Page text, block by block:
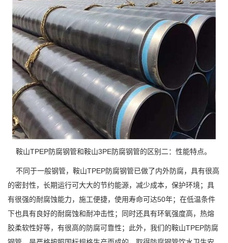
鞍山TPEP防腐钢管和鞍山3PE防腐钢管的区别二：性能特点。
不同于一般钢管，鞍山TPEP防腐钢管已做了内外防腐，具有很高
的密封性，长期运行可大大的节约能源，减少成本，保护环境；具
有很强的耐腐蚀能力，施工便捷，使用寿命可达50年；在低温条件
下也具有良好的耐腐蚀和耐冲击性；同时还具有环氧强度高，热熔
胶柔软性好等，有很高的防腐可靠性；此外，我们的鞍山TPEP防腐